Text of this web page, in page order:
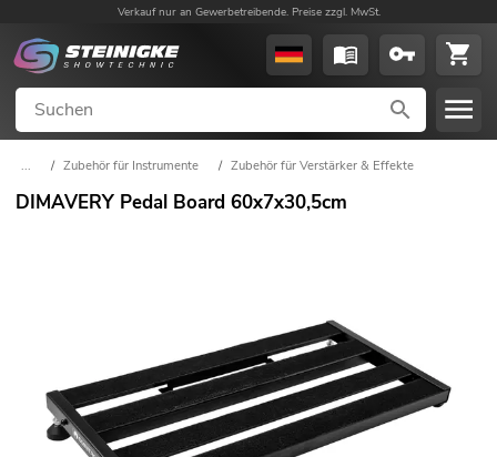
Verkauf nur an Gewerbetreibende. Preise zzgl. MwSt.
... / Zubehör für Instrumente / Zubehör für Verstärker & Effekte
DIMAVERY Pedal Board 60x7x30,5cm